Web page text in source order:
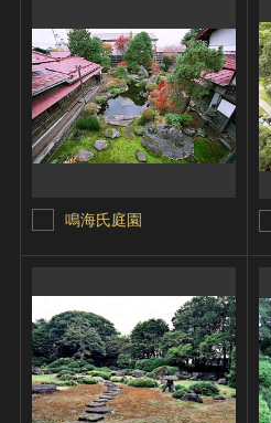
鳴海氏庭園